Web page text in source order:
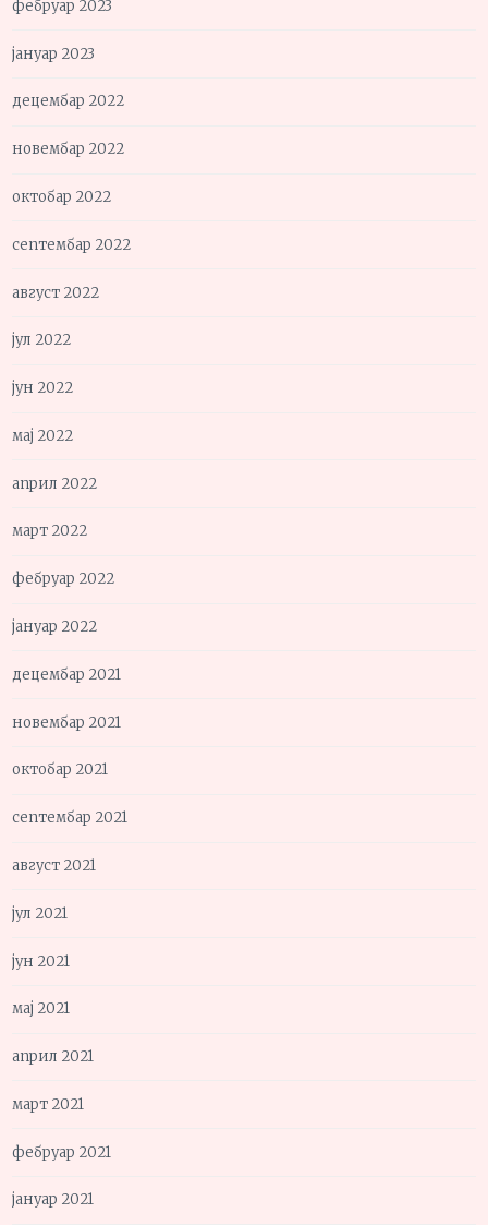
фебруар 2023
јануар 2023
децембар 2022
новембар 2022
октобар 2022
септембар 2022
август 2022
јул 2022
јун 2022
мај 2022
април 2022
март 2022
фебруар 2022
јануар 2022
децембар 2021
новембар 2021
октобар 2021
септембар 2021
август 2021
јул 2021
јун 2021
мај 2021
април 2021
март 2021
фебруар 2021
јануар 2021